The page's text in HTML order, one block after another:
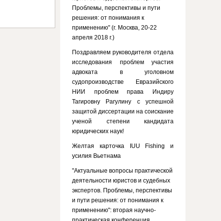
Проблемы, перспективы и пути
решения: от понимания к
применению" (г. Москва, 20-22
апреля 2018 г.)
Поздравляем руководителя отдела
исследования проблем участия
адвоката в уголовном
судопроизводстве Евразийского
НИИ проблем права Индиру
Тагировну Рагулину с успешной
защитой диссертации на соискание
ученой степени кандидата
юридических наук!
Желтая карточка IUU Fishing и
усилия Вьетнама
"Актуальные вопросы практической
деятельности юристов и судебных
экспертов. Проблемы, перспективы
и пути решения: от понимания к
применению": вторая научно-